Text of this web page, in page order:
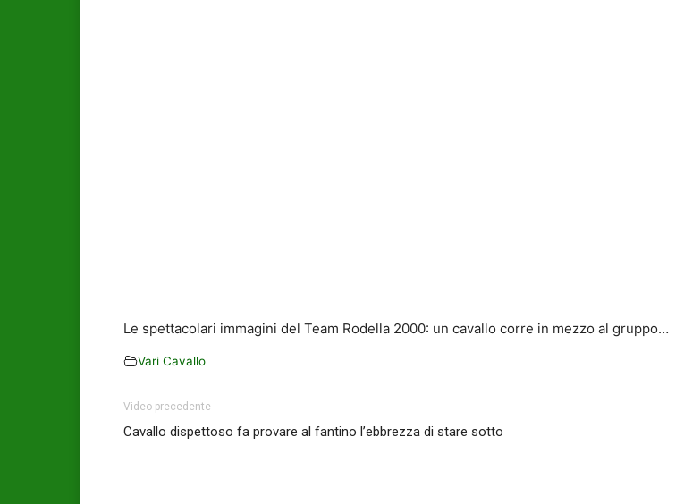
Le spettacolari immagini del Team Rodella 2000: un cavallo corre in mezzo al gruppo…
Vari Cavallo
Video precedente
Cavallo dispettoso fa provare al fantino l’ebbrezza di stare sotto